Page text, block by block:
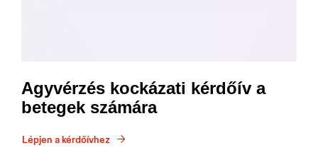
Agyvérzés kockázati kérdőív a
betegek számára
Lépjen a kérdőívhez